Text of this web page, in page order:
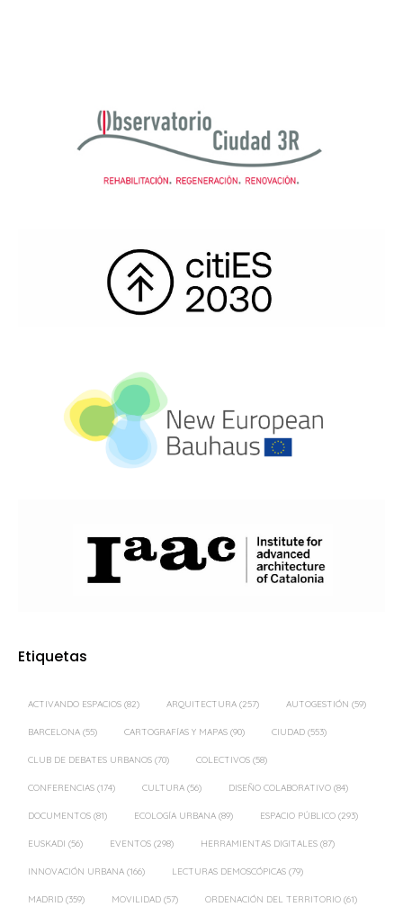
Etiquetas
ACTIVANDO ESPACIOS (82) ARQUITECTURA (257) AUTOGESTIÓN (59)
BARCELONA (55) CARTOGRAFÍAS Y MAPAS (90) CIUDAD (553)
CLUB DE DEBATES URBANOS (70) COLECTIVOS (58)
CONFERENCIAS (174) CULTURA (56) DISEÑO COLABORATIVO (84)
DOCUMENTOS (81) ECOLOGÍA URBANA (89) ESPACIO PÚBLICO (293)
EUSKADI (56) EVENTOS (298) HERRAMIENTAS DIGITALES (87)
INNOVACIÓN URBANA (166) LECTURAS DEMOSCÓPICAS (79)
MADRID (359) MOVILIDAD (57) ORDENACIÓN DEL TERRITORIO (61)